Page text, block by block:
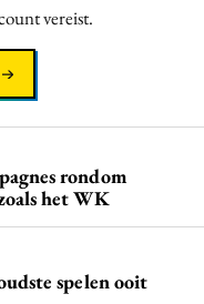
vereist.
rondom
het WK
spelen ooit